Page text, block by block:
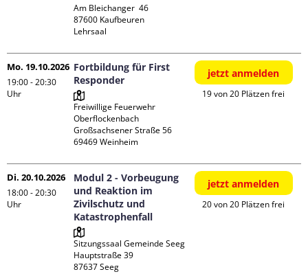
Am Bleichanger  46
87600 Kaufbeuren
Lehrsaal
Mo. 19.10.2026
19:00 - 20:30
Uhr
Fortbildung für First
Responder
Freiwillige Feuerwehr
Oberflockenbach
Großsachsener Straße 56
jetzt anmelden
19 von 20 Plätzen frei
Di. 20.10.2026
18:00 - 20:30
Uhr
Modul 2 - Vorbeugung
und Reaktion im
Zivilschutz und
Katastrophenfall
Sitzungssaal Gemeinde Seeg
Hauptstraße 39
jetzt anmelden
20 von 20 Plätzen frei